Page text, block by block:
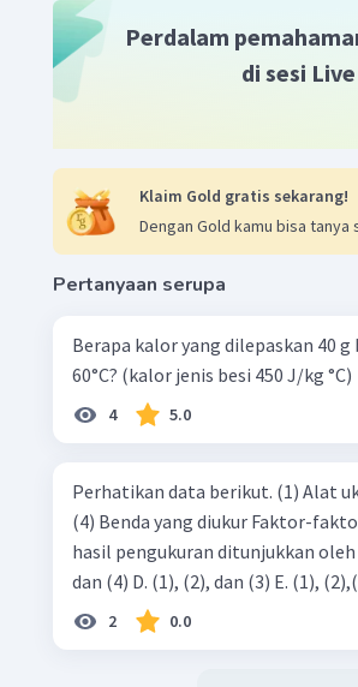
Perdalam
di sesi
Klaim Gold gratis sekarang!
Dengan Gold kamu bisa
Pertanyaan serupa
Berapa kalor yang dilepaskan 40
60°C? (kalor jenis besi 450 J/kg °C)
4 5.0
Perhatikan data berikut. (1) Alat
(4) Benda yang diukur Faktor-
hasil pengukuran ditunjukkan oleh data nomor ... A. (1)
dan (4) D. (1), (2), dan
2 0.0